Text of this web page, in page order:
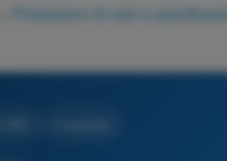
Prestazioni di volo e